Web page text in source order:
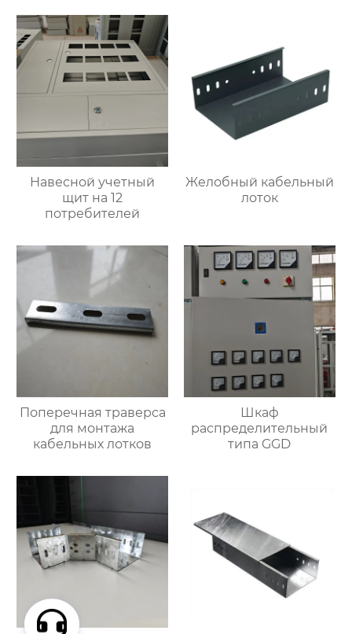
Навесной учетный
щит на 12
потребителей
Желобный кабельный
лоток
Поперечная траверса
для монтажа
кабельных лотков
Шкаф
распределительный
типа GGD